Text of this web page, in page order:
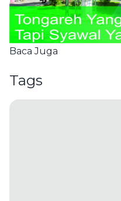
Baca Juga
Tags